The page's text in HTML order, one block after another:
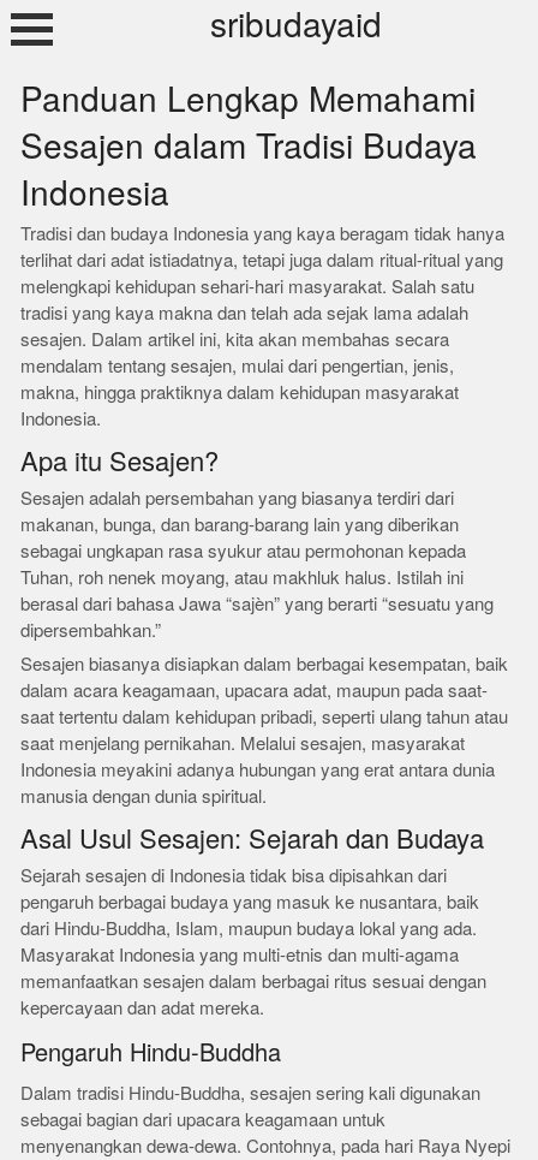
Skip
to
sribudayaid
Panduan Lengkap Memahami
Sesajen dalam Tradisi Budaya
Indonesia
Tradisi dan budaya Indonesia yang kaya beragam tidak hanya
terlihat dari adat istiadatnya, tetapi juga dalam ritual-ritual yang
melengkapi kehidupan sehari-hari masyarakat. Salah satu
tradisi yang kaya makna dan telah ada sejak lama adalah
sesajen. Dalam artikel ini, kita akan membahas secara
mendalam tentang sesajen, mulai dari pengertian, jenis,
makna, hingga praktiknya dalam kehidupan masyarakat
Indonesia.
Apa itu Sesajen?
Sesajen adalah persembahan yang biasanya terdiri dari
makanan, bunga, dan barang-barang lain yang diberikan
sebagai ungkapan rasa syukur atau permohonan kepada
Tuhan, roh nenek moyang, atau makhluk halus. Istilah ini
berasal dari bahasa Jawa “sajèn” yang berarti “sesuatu yang
dipersembahkan.”
Sesajen biasanya disiapkan dalam berbagai kesempatan, baik
dalam acara keagamaan, upacara adat, maupun pada saat-
saat tertentu dalam kehidupan pribadi, seperti ulang tahun atau
saat menjelang pernikahan. Melalui sesajen, masyarakat
Indonesia meyakini adanya hubungan yang erat antara dunia
manusia dengan dunia spiritual.
Asal Usul Sesajen: Sejarah dan Budaya
Sejarah sesajen di Indonesia tidak bisa dipisahkan dari
pengaruh berbagai budaya yang masuk ke nusantara, baik
dari Hindu-Buddha, Islam, maupun budaya lokal yang ada.
Masyarakat Indonesia yang multi-etnis dan multi-agama
memanfaatkan sesajen dalam berbagai ritus sesuai dengan
kepercayaan dan adat mereka.
Pengaruh Hindu-Buddha
Dalam tradisi Hindu-Buddha, sesajen sering kali digunakan
sebagai bagian dari upacara keagamaan untuk
menyenangkan dewa-dewa. Contohnya, pada hari Raya Nyepi